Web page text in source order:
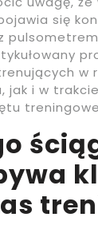
się
w
jak i w